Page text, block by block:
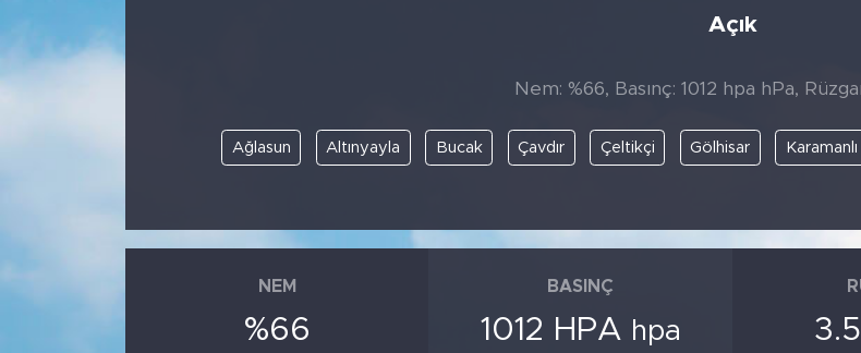
Açık
Nem: %66, Basınç: 1012 hpa hPa,
Ağlasun Altınyayla Bucak Çavdır Çeltikçi Gölhisar Karamanlı
NEM
%66
BASINÇ
1012 HPA hpa
BİLİM-TEKNOLOJİ